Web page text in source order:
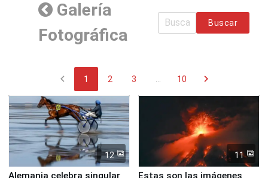
Galería
Fotográfica
Buscar
chevron_left 1 2 3 10 chevron_right
12
Alemania celebra singular
11
Estas son las imágenes